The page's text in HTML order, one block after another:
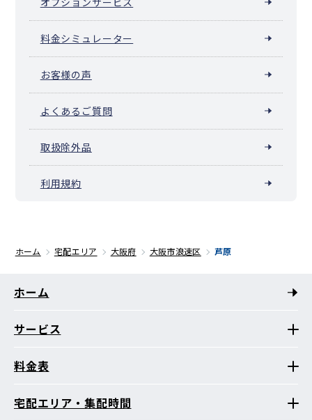
料金シミュレーター
お客様の声
よくあるご質問
取扱除外品
利用規約
ホーム 宅配エリア 大阪府 大阪市浪速区 芦原
ホーム
サービス
料金表
宅配エリア・集配時間